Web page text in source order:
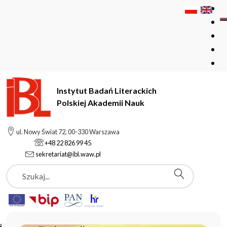
Instytut Badań Literackich
Polskiej Akademii Nauk
ul. Nowy Świat 72, 00-330 Warszawa
+48 22 826 99 45
sekretariat@ibl.waw.pl
Szukaj
Instytut Badań Literackich Polskiej Akademii Nauk
Aktualności